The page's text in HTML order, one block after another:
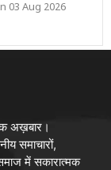
03 Aug 2026
अख़बार।
समाचारों,
में सकारात्मक